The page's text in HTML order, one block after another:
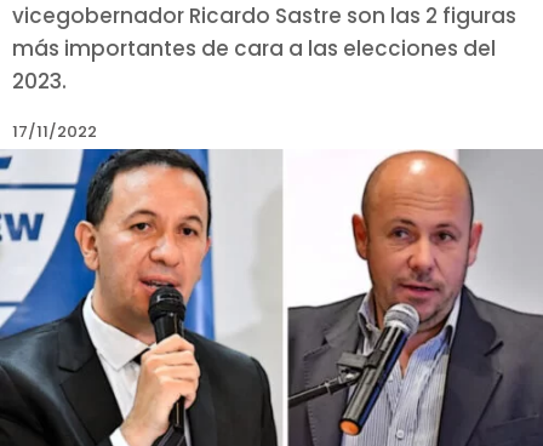
vicegobernador Ricardo Sastre son las 2 figuras
más importantes de cara a las elecciones del
2023.
17/11/2022